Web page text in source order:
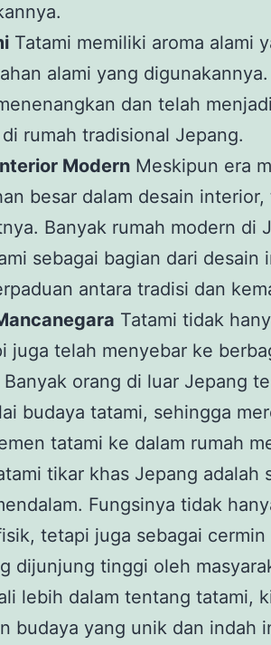
Tatami memiliki aroma alami
alami yang
dan telah
rumah tradisional Jepang.
Modern Meskipun era
besar dalam desain interior,
Banyak rumah modern di
sebagai bagian dari desain
antara tradisi dan
Tatami tidak
juga telah menyebar ke
orang di luar Jepang
budaya tatami, sehingga
tatami ke dalam rumah
tikar khas Jepang adalah
Fungsinya tidak
tetapi juga sebagai cermin
dijunjung tinggi oleh
lebih dalam tentang tatami,
budaya yang unik dan indah